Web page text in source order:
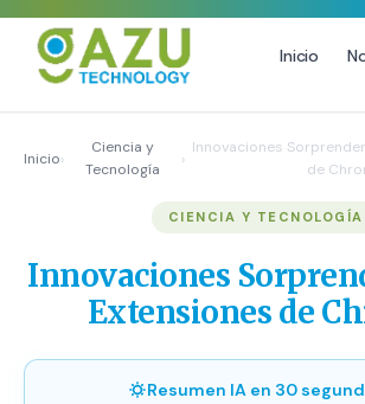
Inicio
Email Marketing y SMS
Growth Youtube ↗
Inicio›
Ciencia y
Tecnología
›
Innovaciones
de
CIENCIA Y TECNOLOGÍA
Innovaciones
Extensiones de
Resumen IA en 30